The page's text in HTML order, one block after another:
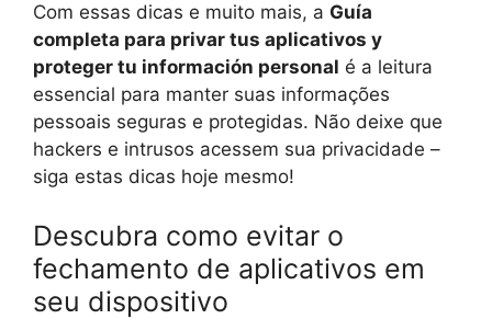
Com essas dicas e muito mais, a Guía
completa para privar tus aplicativos y
proteger tu información personal é a leitura
essencial para manter suas informações
pessoais seguras e protegidas. Não deixe que
hackers e intrusos acessem sua privacidade –
siga estas dicas hoje mesmo!
Descubra como evitar o
fechamento de aplicativos em
seu dispositivo